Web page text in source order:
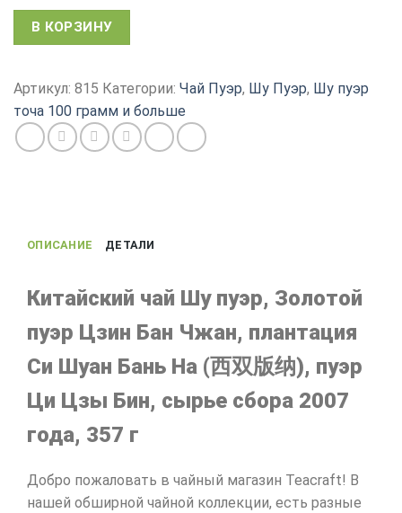
Количество
Шу
китайский
Золотой
сырье
года,
357
В КОРЗИНУ
Артикул: 815 Категории: Чай Пуэр, Шу Пуэр, Шу пуэр
точа 100 грамм и больше
ОПИСАНИЕ ДЕТАЛИ
Китайский чай Шу пуэр, Золотой
пуэр Цзин Бан Чжан, плантация
Си Шуан Бань На (西双版纳), пуэр
Ци Цзы Бин, сырье сбора 2007
года, 357 г
Добро пожаловать в чайный магазин Teacraft! В
нашей обширной чайной коллекции, есть разные